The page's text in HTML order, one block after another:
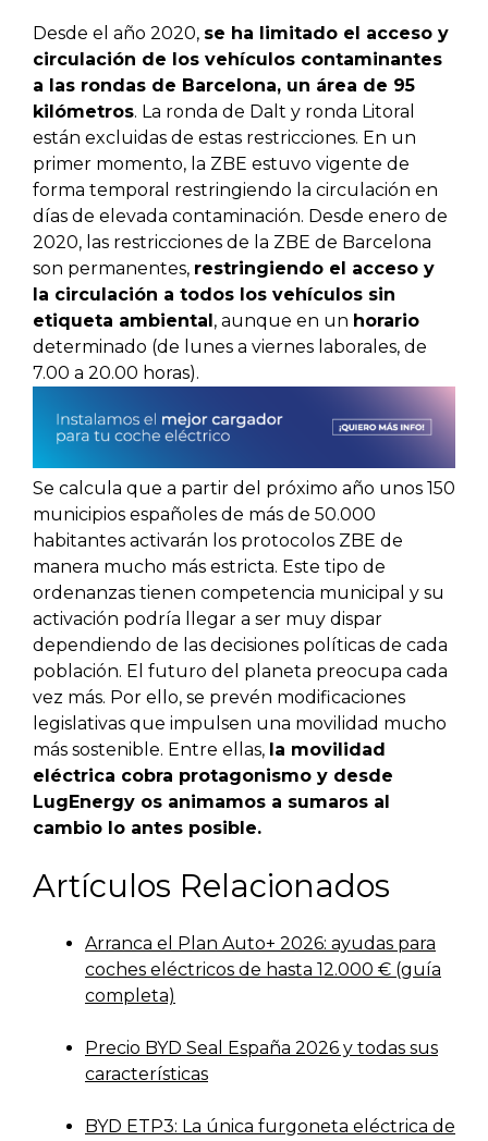
Desde el año 2020, se ha limitado el acceso y
circulación de los vehículos contaminantes
a las rondas de Barcelona, un área de 95
kilómetros. La ronda de Dalt y ronda Litoral
están excluidas de estas restricciones. En un
primer momento, la ZBE estuvo vigente de
forma temporal restringiendo la circulación en
días de elevada contaminación. Desde enero de
2020, las restricciones de la ZBE de Barcelona
son permanentes, restringiendo el acceso y
la circulación a todos los vehículos sin
etiqueta ambiental, aunque en un horario
determinado (de lunes a viernes laborales, de
7.00 a 20.00 horas).
Se calcula que a partir del próximo año unos 150
municipios españoles de más de 50.000
habitantes activarán los protocolos ZBE de
manera mucho más estricta. Este tipo de
ordenanzas tienen competencia municipal y su
activación podría llegar a ser muy dispar
dependiendo de las decisiones políticas de cada
población. El futuro del planeta preocupa cada
vez más. Por ello, se prevén modificaciones
legislativas que impulsen una movilidad mucho
más sostenible. Entre ellas, la movilidad
eléctrica cobra protagonismo y desde
LugEnergy os animamos a sumaros al
cambio lo antes posible.
Artículos Relacionados
Arranca el Plan Auto+ 2026: ayudas para
coches eléctricos de hasta 12.000 € (guía
completa)
Precio BYD Seal España 2026 y todas sus
características
BYD ETP3: La única furgoneta eléctrica de